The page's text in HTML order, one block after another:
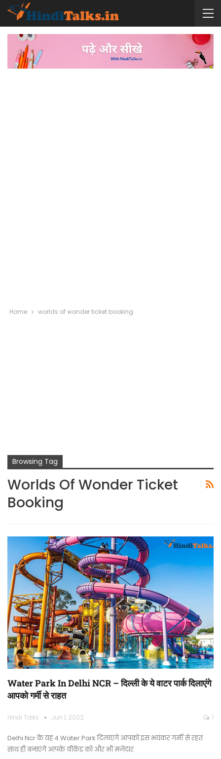
Home worlds of wonder ticket booking
Browsing Tag
Worlds Of Wonder Ticket
Booking
Water Park In Delhi NCR – दिल्ली के ये वाटर पार्क दिलाएंगे
आपको गर्मी से राहत
Hindi Talks Jun 1, 2022 1
Delhi Ncr के यह 4 Water Park दिलाएंगे आपको इस भयंकर गर्मी से रहत
साथ ही बनाएंगे आपके वीकेंड को और भी मज़ेदार